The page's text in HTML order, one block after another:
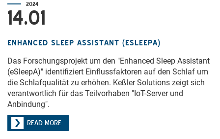
2024
14.01
ENHANCED SLEEP ASSISTANT (ESLEEPA)
Das Forschungsprojekt um den "Enhanced Sleep Assistant
(eSleepA)" identifiziert Einflussfaktoren auf den Schlaf um
die Schlafqualität zu erhöhen. Keßler Solutions zeigt sich
verantwortlich für das Teilvorhaben "IoT-Server und
Anbindung".
READ MORE